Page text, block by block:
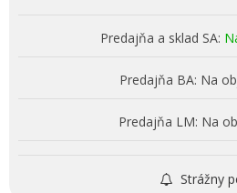
Predajňa a sklad SA:
Predajňa BA: Na
Predajňa LM: Na
Strážny